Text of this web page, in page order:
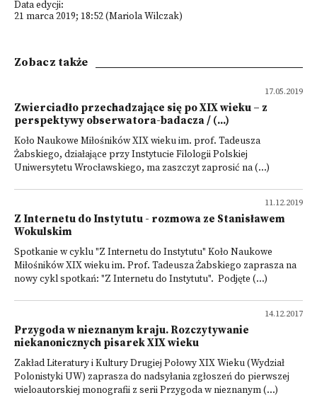
Data edycji:
21 marca 2019; 18:52 (Mariola Wilczak)
Zobacz także
17.05.2019
Zwierciadło przechadzające się po XIX wieku – z
perspektywy obserwatora-badacza / (...)
Koło Naukowe Miłośników XIX wieku im. prof. Tadeusza
Żabskiego, działające przy Instytucie Filologii Polskiej
Uniwersytetu Wrocławskiego, ma zaszczyt zaprosić na (...)
11.12.2019
Z Internetu do Instytutu - rozmowa ze Stanisławem
Wokulskim
Spotkanie w cyklu "Z Internetu do Instytutu" Koło Naukowe
Miłośników XIX wieku im. Prof. Tadeusza Żabskiego zaprasza na
nowy cykl spotkań: "Z Internetu do Instytutu". Podjęte (...)
14.12.2017
Przygoda w nieznanym kraju. Rozczytywanie
niekanonicznych pisarek XIX wieku
Zakład Literatury i Kultury Drugiej Połowy XIX Wieku (Wydział
Polonistyki UW) zaprasza do nadsyłania zgłoszeń do pierwszej
wieloautorskiej monografii z serii Przygoda w nieznanym (...)